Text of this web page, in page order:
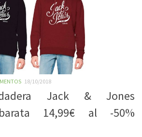
18/10/2018
Jack & Jones
14,99€ al -50%